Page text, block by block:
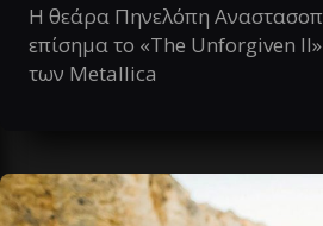
Η θεάρα Πηνελόπη
επίσημα το «The Unforgiven II»
των Metallica